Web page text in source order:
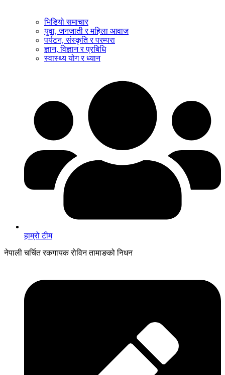
भिडियो समाचार
युवा, जनजाती र महिला आवाज
पर्यटन, संस्कृति र परम्परा
ज्ञान, विज्ञान र प्रबिधि
स्वास्थ्य योग र ध्यान
हाम्रो टीम
नेपाली चर्चित रकगायक रोविन तामाङको निधन